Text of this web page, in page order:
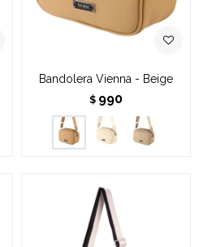
Bandolera Vienna - Beige
$ 990